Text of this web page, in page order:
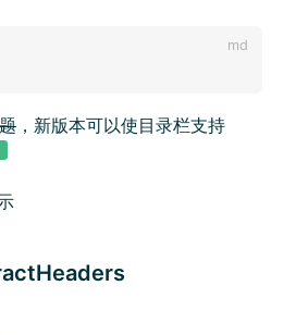
，新版本可以使目录栏支持